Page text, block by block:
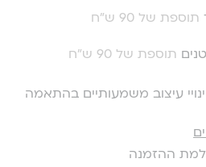
תוספת של 90 ש"ח
תוספת של 90 ש"ח
עיצוב משמעותיים בהתאמה
ההזמנה